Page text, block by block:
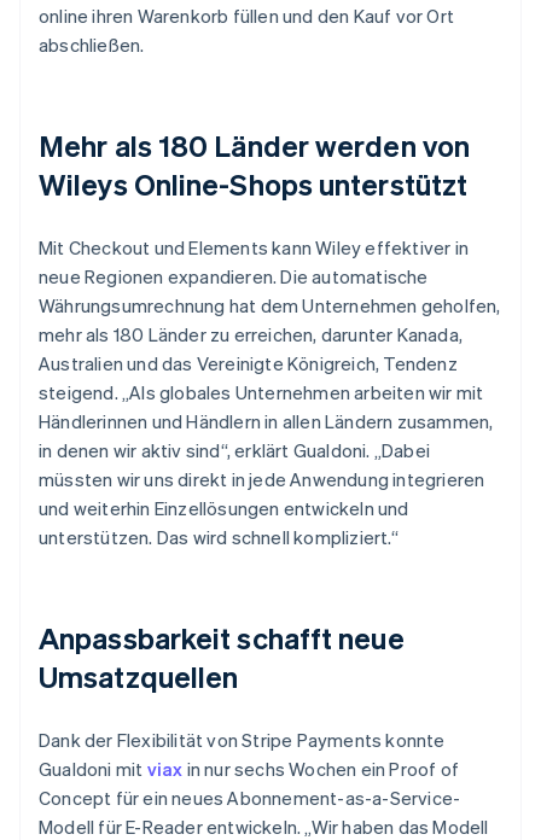
online ihren Warenkorb füllen und den Kauf vor Ort
abschließen.
Mehr als 180 Länder werden von
Wileys Online-Shops unterstützt
Mit Checkout und Elements kann Wiley effektiver in
neue Regionen expandieren. Die automatische
Währungsumrechnung hat dem Unternehmen geholfen,
mehr als 180 Länder zu erreichen, darunter Kanada,
Australien und das Vereinigte Königreich, Tendenz
steigend. „Als globales Unternehmen arbeiten wir mit
Händlerinnen und Händlern in allen Ländern zusammen,
in denen wir aktiv sind“, erklärt Gualdoni. „Dabei
müssten wir uns direkt in jede Anwendung integrieren
und weiterhin Einzellösungen entwickeln und
unterstützen. Das wird schnell kompliziert.“
Anpassbarkeit schafft neue
Umsatzquellen
Dank der Flexibilität von Stripe Payments konnte
Gualdoni mit viax in nur sechs Wochen ein Proof of
Concept für ein neues Abonnement-as-a-Service-
Modell für E-Reader entwickeln. „Wir haben das Modell